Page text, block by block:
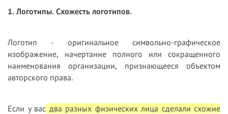
1. Логотипы. Схожесть логотипов.
Логотип - оригинальное символьно-графическое
изображение, начертание полного или сокращенного
наименования организации, признающееся объектом
авторского права.
Если у вас два разных физических лица сделали схожие